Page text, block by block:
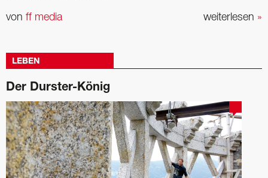
weiterlesen »
von ff media
LEBEN
Der Durster-König